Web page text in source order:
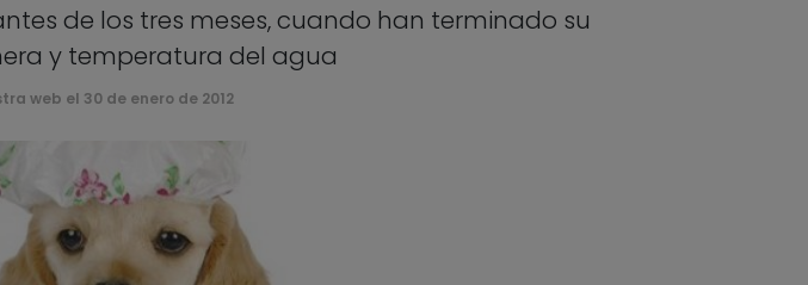
de los tres meses, cuando han terminado su
y temperatura del agua
web el 30 de enero de 2012